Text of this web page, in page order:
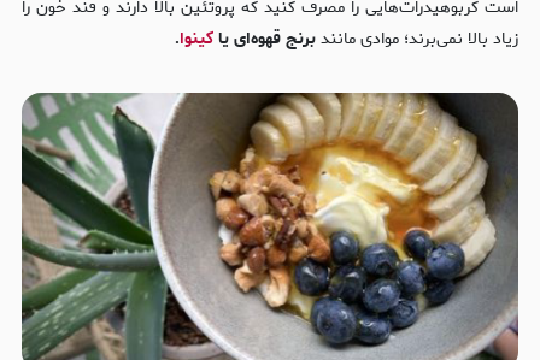
است کربوهیدرات‌هایی را مصرف کنید که پروتئین بالا دارند و قند خون را
زیاد بالا نمی‌برند؛ موادی مانندبرنج قهوه‌ای یاکینوا.